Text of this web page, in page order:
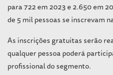
para 722 em 2023 e 2.650 em
de 5 mil pessoas se inscrevam
As inscrições gratuitas serão
qualquer pessoa poderá
profissional do segmento.